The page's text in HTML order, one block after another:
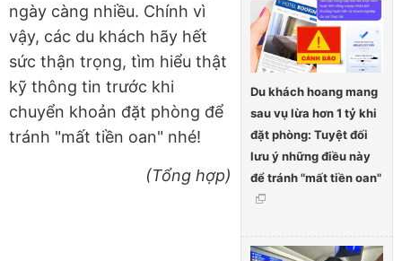
Du khách hoang mang
sau vụ lừa hơn 1 tỷ khi
đặt phòng: Tuyệt đối
lưu ý những điều này
để tránh "mất tiền oan"
ngày càng nhiều. Chính vì
vậy, các du khách hãy hết
sức thận trọng, tìm hiểu thật
kỹ thông tin trước khi
chuyển khoản đặt phòng để
tránh "mất tiền oan" nhé!
(Tổng hợp)